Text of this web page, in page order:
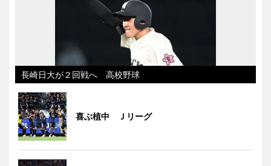
長崎日大が２回戦へ 高校野球
喜ぶ植中 Ｊリーグ